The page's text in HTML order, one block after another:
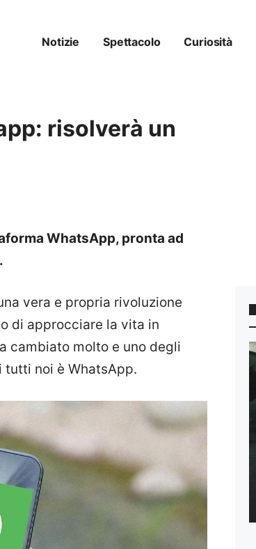
Notizie Spettacolo Curiosità
risolverà un
WhatsApp, pronta ad
vera e propria rivoluzione
di approcciare la vita in
cambiato molto e uno degli
noi è WhatsApp.